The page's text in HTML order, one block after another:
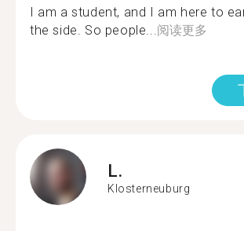
I am a student, and I am here to
the side. So people... 阅读更多
L.
Klosterneuburg